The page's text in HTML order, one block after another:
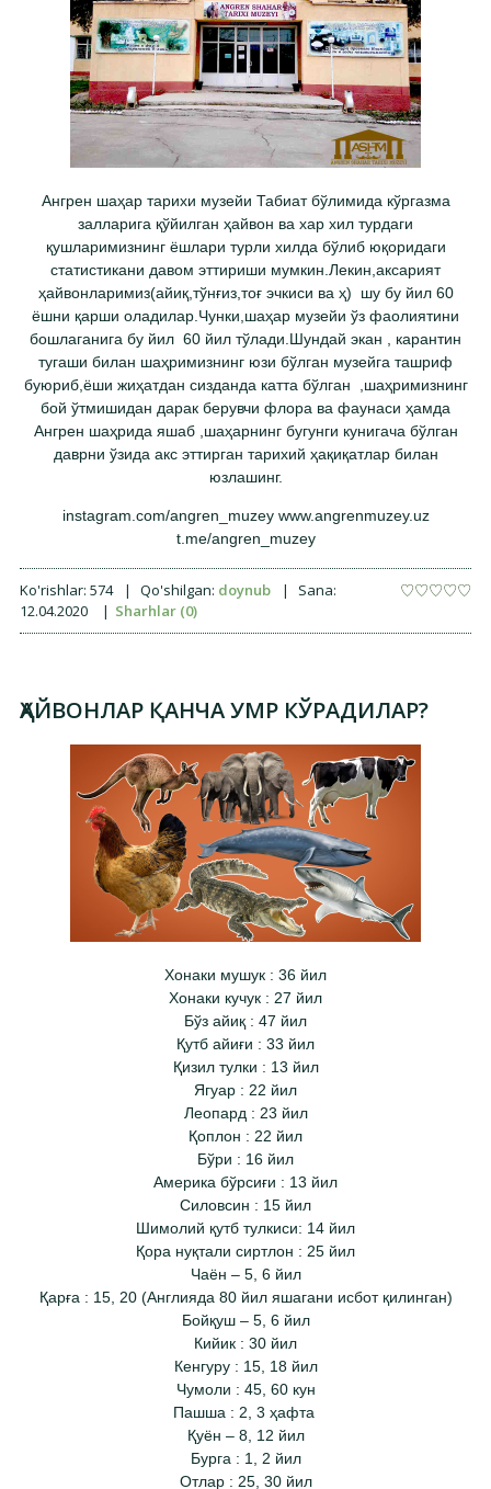
Ангрен шаҳар тарихи музейи Табиат бўлимида кўргазма
залларига қўйилган ҳайвон ва хар хил турдаги
қушларимизнинг ёшлари турли хилда бўлиб юқоридаги
статистикани давом эттириши мумкин.Лекин,аксарият
ҳайвонларимиз(айиқ,тўнғиз,тоғ эчкиси ва ҳ) шу бу йил 60
ёшни қарши оладилар.Чунки,шаҳар музейи ўз фаолиятини
бошлаганига бу йил 60 йил тўлади.Шундай экан , карантин
тугаши билан шаҳримизнинг юзи бўлган музейга ташриф
буюриб,ёши жиҳатдан сизданда катта бўлган ,шаҳримизнинг
бой ўтмишидан дарак берувчи флора ва фаунаси ҳамда
Ангрен шаҳрида яшаб ,шаҳарнинг бугунги кунигача бўлган
даврни ўзида акс эттирган тарихий ҳақиқатлар билан
юзлашинг.
instagram.com/angren_muzey www.angrenmuzey.uz
t.me/angren_muzey
Ko'rishlar: 574 | Qo'shilgan: doynub |
Sana:
12.04.2020
| Sharhlar (0)
ҲАЙВОНЛАР ҚАНЧА УМР КЎРАДИЛАР?
Хонаки мушук : 36 йил
Хонаки кучук : 27 йил
Бўз айиқ : 47 йил
Қутб айиғи : 33 йил
Қизил тулки : 13 йил
Ягуар : 22 йил
Леопард : 23 йил
Қоплон : 22 йил
Бўри : 16 йил
Америка бўрсиғи : 13 йил
Силовсин : 15 йил
Шимолий қутб тулкиси: 14 йил
Қора нуқтали сиртлон : 25 йил
Чаён – 5, 6 йил
Қарға : 15, 20 (Англияда 80 йил яшагани исбот қилинган)
Бойқуш – 5, 6 йил
Кийик : 30 йил
Кенгуру : 15, 18 йил
Чумоли : 45, 60 кун
Пашша : 2, 3 ҳафта
Қуён – 8, 12 йил
Бурга : 1, 2 йил
Отлар : 25, 30 йил